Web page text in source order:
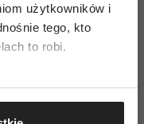
użytkowników i
tego, kto
to robi.
również:
lokalizacji